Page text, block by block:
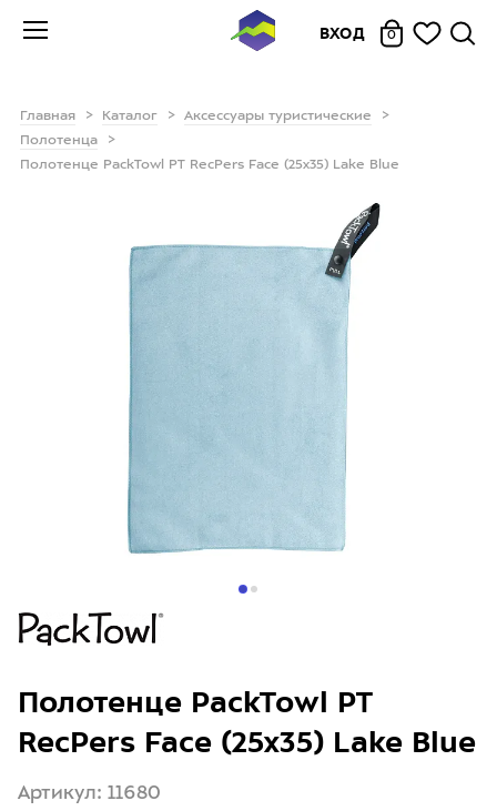
ВХОД 0
Главная Каталог
Аксессуары туристические
Полотенца
Полотенце PackTowl PT RecPers Face (25x35) Lake Blue
Полотенце PackTowl PT
RecPers Face (25x35) Lake Blue
Артикул: 11680